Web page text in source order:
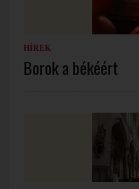
HÍREK
Borok a békéért